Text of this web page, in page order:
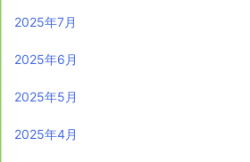
2025年7月
2025年6月
2025年5月
2025年4月